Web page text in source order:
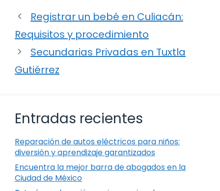
Registrar un bebé en Culiacán:
Requisitos y procedimiento
Secundarias Privadas en Tuxtla
Gutiérrez
Entradas recientes
Reparación de autos eléctricos para niños:
diversión y aprendizaje garantizados
Encuentra la mejor barra de abogados en la
Ciudad de México